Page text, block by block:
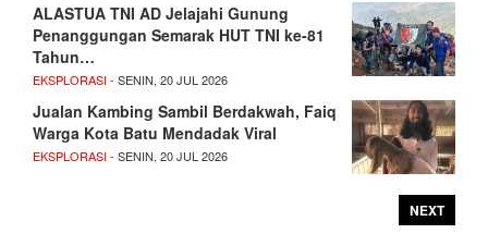
ALASTUA TNI AD Jelajahi Gunung
Penanggungan Semarak HUT TNI ke-81
Tahun…
EKSPLORASI- SENIN, 20 JUL 2026
Jualan Kambing Sambil Berdakwah, Faiq
Warga Kota Batu Mendadak Viral
EKSPLORASI- SENIN, 20 JUL 2026
NEXT